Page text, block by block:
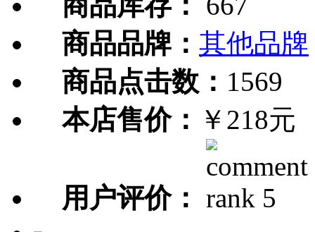
商品品牌： 其他品牌
商品点击数： 1569
本店售价： ￥218元
用户评价：